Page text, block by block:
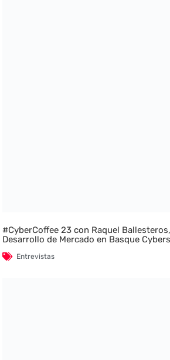
#CyberCoffee 23 con Raquel
Desarrollo de Mercado en Basque
Entrevistas